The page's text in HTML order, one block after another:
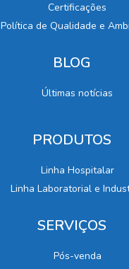
Certificações
Política de Qualidade e
BLOG
Últimas notícias
PRODUTOS
Linha Hospitalar
Linha Laboratorial e
SERVIÇOS
Pós-venda